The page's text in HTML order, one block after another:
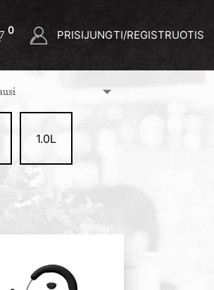
0 PRISIJUNGTI/REGISTRUOTIS
1.0L